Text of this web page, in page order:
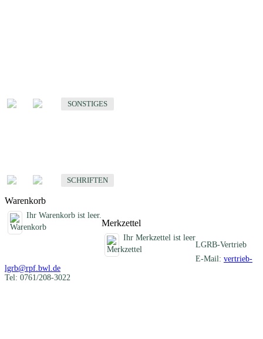
SONSTIGES
SCHRIFTEN
Warenkorb
Ihr Warenkorb ist leer.
Merkzettel
Ihr Merkzettel ist leer
LGRB-Vertrieb
E-Mail: vertrieb-
lgrb@rpf.bwl.de
Tel: 0761/208-3022